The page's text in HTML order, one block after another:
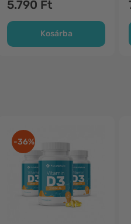
5.790 Ft
Kosárba
-36%